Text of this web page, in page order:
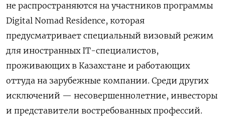
не распространяются на участников программы
Digital Nomad Residence, которая
предусматривает специальный визовый режим
для иностранных IT-специалистов,
проживающих в Казахстане и работающих
оттуда на зарубежные компании. Среди других
исключений — несовершеннолетние, инвесторы
и представители востребованных профессий.